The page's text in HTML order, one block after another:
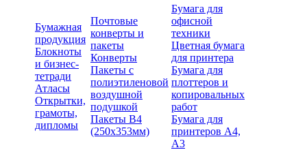
Бумажная
продукция
Блокноты
и бизнес-
тетради
Атласы
Открытки,
грамоты,
дипломы
Почтовые
конверты и
пакеты
Конверты
Пакеты с
полиэтиленовой
воздушной
подушкой
Пакеты В4
(250х353мм)
Бумага для
офисной
техники
Цветная бумага
для принтера
Бумага для
плоттеров и
копировальных
работ
Бумага для
принтеров А4,
А3